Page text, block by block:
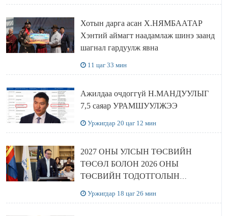
Хотын дарга асан Х.НЯМБААТАР
Хэнтий аймагт наадамлаж шинэ заанд
шагнал гардуулж явна
11 цаг 33 мин
Ажилдаа очдоггүй Н.МАНДУУЛЫГ
7,5 саяар УРАМШУУЛЖЭЭ
Уржигдар 20 цаг 12 мин
2027 ОНЫ УЛСЫН ТӨСВИЙН
ТӨСӨЛ БОЛОН 2026 ОНЫ
ТӨСВИЙН ТОДОТГОЛЫН
Уржигдар 18 цаг 26 мин